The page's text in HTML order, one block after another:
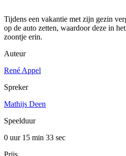
Tijdens een vakantie met zijn gezin
op de auto zetten, waardoor deze in
zoontje erin.
Auteur
René Appel
Spreker
Mathijs Deen
Speelduur
0 uur 15 min 33 sec
Prijs